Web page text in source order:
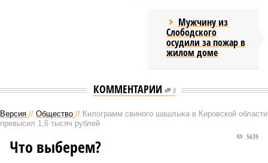
Мужчину из
Слободского
осудили за пожар в
жилом доме
КОММЕНТАРИИ 0
Версия // Общество // Килограмм свиного шашлыка в Кировской области
превысил 1,6 тысяч рублей
5639
Что выберем?